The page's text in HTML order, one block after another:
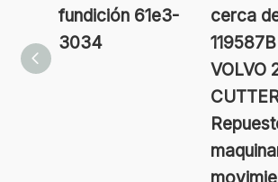
fundición 61e3-
3034
cerca
VOLVO